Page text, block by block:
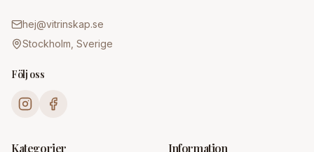
hej@vitrinskap.se
Stockholm, Sverige
Följ oss
Kategorier Information